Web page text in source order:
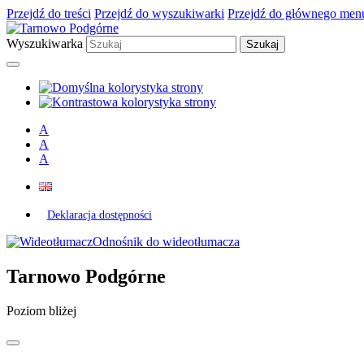
Przejdź do treści Przejdź do wyszukiwarki Przejdź do głównego
Wyszukiwarka
A
A
A
Deklaracja dostępności
Odnośnik do wideotłumacza
Tarnowo Podgórne
Poziom bliżej